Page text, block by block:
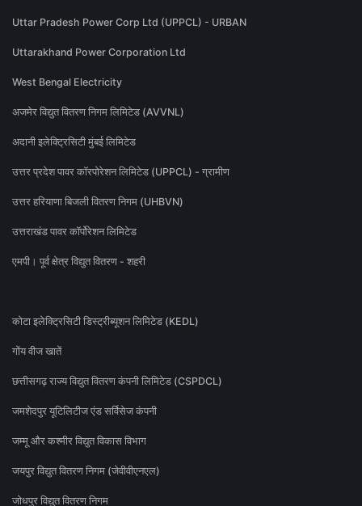
Uttar Pradesh Power Corp Ltd (UPPCL) - URBAN
Uttarakhand Power Corporation Ltd
West Bengal Electricity
अजमेर विद्युत वितरण निगम लिमिटेड (AVVNL)
अदानी इलेक्ट्रिसिटी मुंबई लिमिटेड
उत्तर प्रदेश पावर कॉरपोरेशन लिमिटेड (UPPCL) - ग्रामीण
उत्तर हरियाणा बिजली वितरण निगम (UHBVN)
उत्तराखंड पावर कॉर्पोरेशन लिमिटेड
एमपी। पूर्व क्षेत्र विद्युत वितरण - शहरी
कोटा इलेक्ट्रिसिटी डिस्ट्रीब्यूशन लिमिटेड (KEDL)
गोंय वीज खातें
छत्तीसगढ़ राज्य विद्युत वितरण कंपनी लिमिटेड (CSPDCL)
जमशेदपुर यूटिलिटीज एंड सर्विसेज कंपनी
जम्मू और कश्मीर विद्युत विकास विभाग
जयपुर विद्युत वितरण निगम (जेवीवीएनएल)
जोधपुर विद्युत वितरण निगम